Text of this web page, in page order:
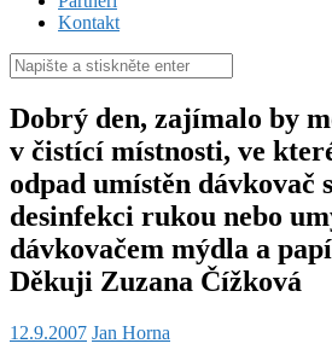
Kontakt
Hledat:
Dobrý den, zajímalo by
v čistící místnosti, ve
odpad umístěn dávkovač
desinfekci rukou nebo
dávkovačem mýdla a
Děkuji Zuzana Čížková
12.9.2007 Jan Horna